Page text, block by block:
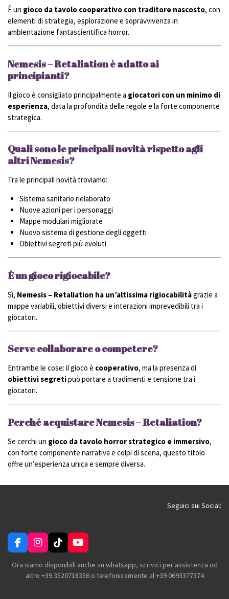
È un gioco da tavolo cooperativo con traditore nascosto, con
elementi di strategia, esplorazione e sopravvivenza in
ambientazione fantascientifica horror.
Nemesis – Retaliation è adatto ai
principianti?
Il gioco è consigliato principalmente a giocatori con un minimo di
esperienza, data la profondità delle regole e la forte componente
strategica.
Quali sono le principali novità rispetto agli
altri Nemesis?
Tra le principali novità troviamo:
Sistema sanitario rielaborato
Nuove azioni per i personaggi
Mappe modulari migliorate
Nuovo sistema di gestione degli oggetti
Obiettivi segreti più evoluti
È un gioco rigiocabile?
Sì, Nemesis – Retaliation ha un’altissima rigiocabilitàgrazie a
mappe variabili, obiettivi diversi e interazioni imprevedibili tra i
giocatori.
Serve collaborare o competere?
Entrambe le cose: il gioco è cooperativo, ma la presenza di
obiettivi segretipuò portare a tradimenti e tensione tra i
giocatori.
Perché acquistare Nemesis – Retaliation?
Se cerchi un gioco da tavolo horror strategico e immersivo,
con forte componente narrativa e colpi di scena, questo titolo
offre un’esperienza unica e sempre diversa.
Seguici sui Social:
F
a
c
I
n
s
t
T
i
k
T
Y
o
u
T
Ora siamo disponibili anche su whatsapp, scrivici per assistenza od
altro +39 3520718356 o telefonicamente al +39 0693377374